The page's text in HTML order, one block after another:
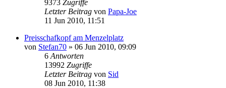
9373 Zugriffe
Letzter Beitrag von Papa-Joe
11 Jun 2010, 11:51
Preisschafkopf am Menzelplatz
von Stefan70 » 06 Jun 2010, 09:09
6 Antworten
13992 Zugriffe
Letzter Beitrag von Sid
08 Jun 2010, 11:38